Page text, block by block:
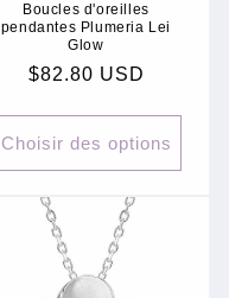
Boucles d'oreilles
pendantes Plumeria Lei
Glow
Prix
$82.80 USD
Choisir des options